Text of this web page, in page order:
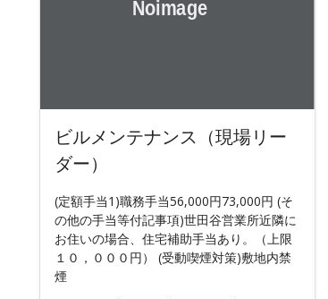
ビルメンテナンス（現場リー
ダー）
(定額手当1)職務手当56,000円73,000円 (そ
の他の手当等付記事項)世田谷営業所近隣に
お住いの場合、住宅補助手当あり。（上限
１０，０００円） (受動喫煙対策)敷地内禁
煙